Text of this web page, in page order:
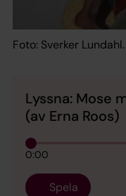
Foto: Sverker
Lyssna: Mose
(av Erna Roos)
0:00
Spela